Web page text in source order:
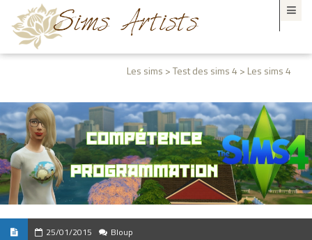
Les sims > Test des sims 4 > Les sims 4
25/01/2015 Bloup